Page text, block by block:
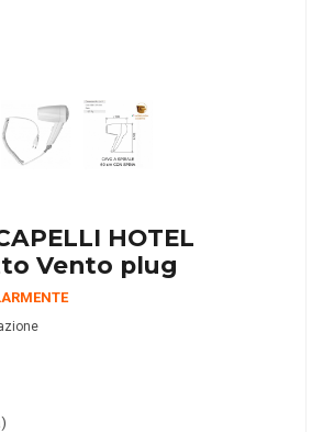
HOTEL
Vento plug
)